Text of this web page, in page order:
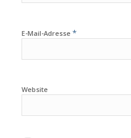
E-Mail-Adresse *
Website